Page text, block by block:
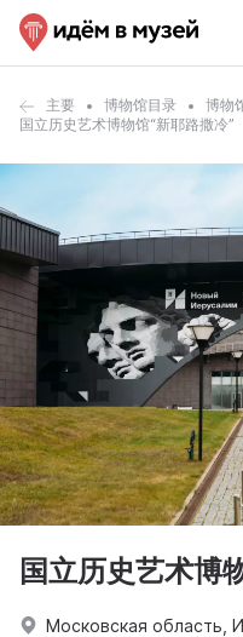
主要 博物馆目录
博物
国立历史艺术博物馆“新耶路撒冷”
国立历史艺术博
Московская область,